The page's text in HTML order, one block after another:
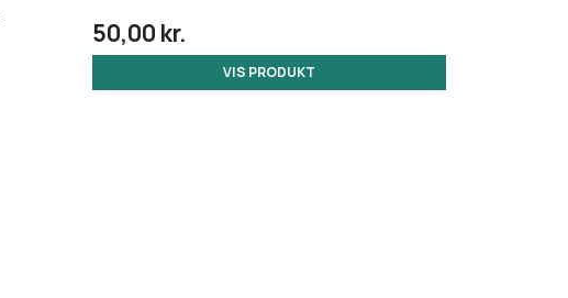
50,00 kr.
VIS PRODUKT